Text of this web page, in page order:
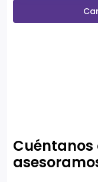
Cuéntanos